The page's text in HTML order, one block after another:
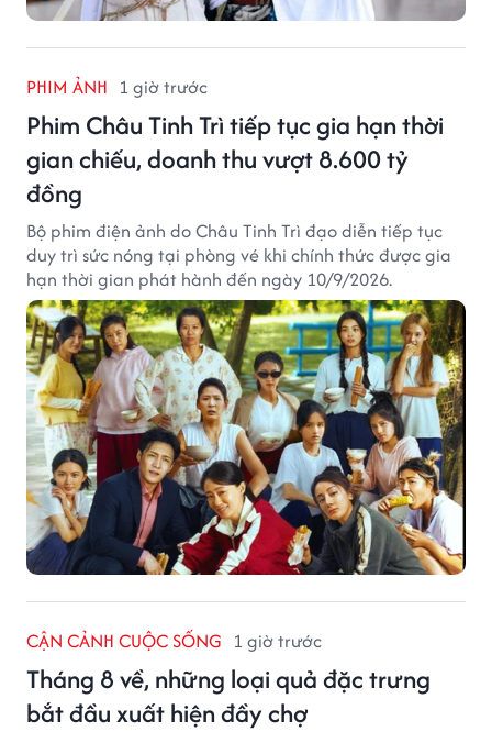
PHIM ẢNH 1 giờ trước
Phim Châu Tinh Trì tiếp tục gia hạn thời
gian chiếu, doanh thu vượt 8.600 tỷ
đồng
Bộ phim điện ảnh do Châu Tinh Trì đạo diễn tiếp tục
duy trì sức nóng tại phòng vé khi chính thức được gia
hạn thời gian phát hành đến ngày 10/9/2026.
CẬN CẢNH CUỘC SỐNG 1 giờ trước
Tháng 8 về, những loại quả đặc trưng
bắt đầu xuất hiện đầy chợ